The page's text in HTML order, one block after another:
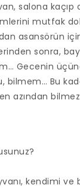
salona
mutfak
asansörün
sonra,
Gecenin
bilmem… Bu
azından
kendimi